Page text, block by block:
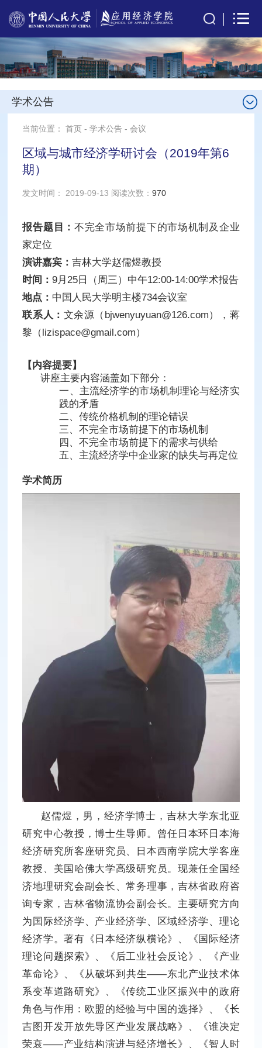
学术公告
当前位置：首页 -学术公告 -会议
区域与城市经济学研讨会（2019年第6
期）
发文时间： 2019-09-13 阅读次数：970
报告题目： 不完全市场前提下的市场机制及企业
家定位
演讲嘉宾：吉林大学赵儒煜教授
时间：9月25日（周三）中午12:00-14:00学术报告
地点： 中国人民大学明主楼734会议室
联系人： 文余源（bjwenyuyuan@126.com），蒋
黎（lizispace@gmail.com）
【内容提要】
讲座主要内容涵盖如下部分：
一、主流经济学的市场机制理论与经济实
践的矛盾
二、传统价格机制的理论错误
三、不完全市场前提下的市场机制
四、不完全市场前提下的需求与供给
五、主流经济学中企业家的缺失与再定位
学术简历
赵儒煜，男，经济学博士，吉林大学东北亚
研究中心教授，博士生导师。曾任日本环日本海
经济研究所客座研究员、日本西南学院大学客座
教授、美国哈佛大学高级研究员。现兼任全国经
济地理研究会副会长、常务理事，吉林省政府咨
询专家，吉林省物流协会副会长。主要研究方向
为国际经济学、产业经济学、区域经济学、理论
经济学。著有《日本经济纵横论》、《国际经济
理论问题探索》、《后工业社会反论》、《产业
革命论》、《从破坏到共生——东北产业技术体
系变革道路研究》、《传统工业区振兴中的政府
角色与作用：欧盟的经验与中国的选择》、《长
吉图开发开放先导区产业发展战略》、《谁决定
荣衰——产业结构演进与经济增长》、《智人时